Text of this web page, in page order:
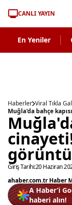
CANLI YAYIN
En Yeniler
Haberler Viral Tıkla
Muğla'da bahçe
Giriş Tarihi:20 Haziran
ahaber.com.tr Haber
A Haber’i
haberi alın!